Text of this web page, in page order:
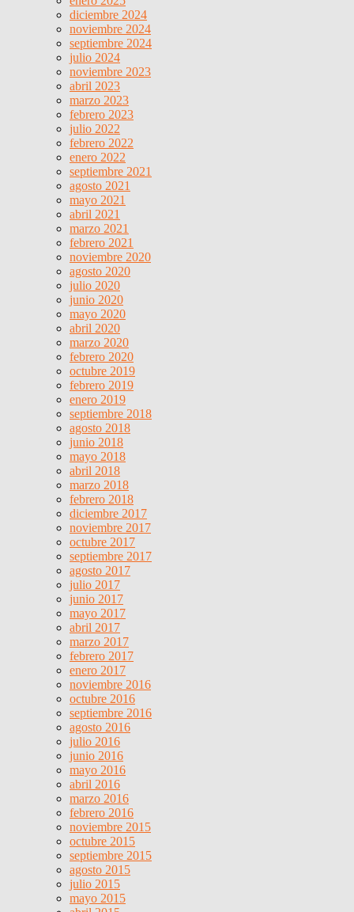
diciembre 2024
noviembre 2024
septiembre 2024
julio 2024
noviembre 2023
abril 2023
marzo 2023
febrero 2023
julio 2022
febrero 2022
enero 2022
septiembre 2021
agosto 2021
mayo 2021
abril 2021
marzo 2021
febrero 2021
noviembre 2020
agosto 2020
julio 2020
junio 2020
mayo 2020
abril 2020
marzo 2020
febrero 2020
octubre 2019
febrero 2019
enero 2019
septiembre 2018
agosto 2018
junio 2018
mayo 2018
abril 2018
marzo 2018
febrero 2018
diciembre 2017
noviembre 2017
octubre 2017
septiembre 2017
agosto 2017
julio 2017
junio 2017
mayo 2017
abril 2017
marzo 2017
febrero 2017
enero 2017
noviembre 2016
octubre 2016
septiembre 2016
agosto 2016
julio 2016
junio 2016
mayo 2016
abril 2016
marzo 2016
febrero 2016
noviembre 2015
octubre 2015
septiembre 2015
agosto 2015
julio 2015
mayo 2015